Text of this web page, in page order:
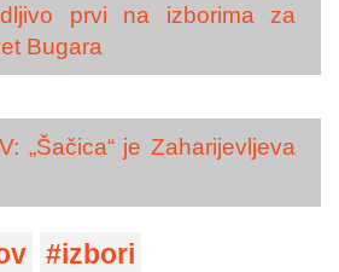
prvi na izborima za
Bugara
„Šačica“ je Zaharijevljeva
izbori